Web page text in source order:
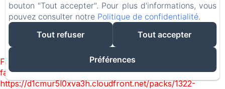
Informations sur les cookies
Créé par Amenitiz
Failed to load BookingEngine/index: Loading chunk 1322
failed. (missing:
https://d1cmur5l0xva3h.cloudfront.net/packs/1322-
bouton "Tout accepter". Pour plus d'informations, vous
pouvez consulter notre Politique de confidentialité.
Tout refuser
Tout accepter
Préférences